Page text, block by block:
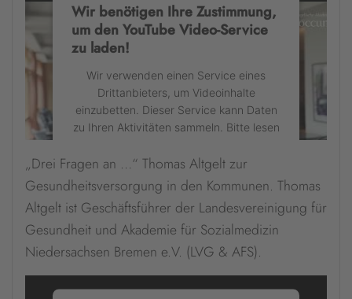
Wir benötigen Ihre Zustimmung,
um den YouTube Video-Service
zu laden!
Wir verwenden einen Service eines
Drittanbieters, um Videoinhalte
einzubetten. Dieser Service kann Daten
zu Ihren Aktivitäten sammeln. Bitte lesen
der Nutzung des Service zu, um dieses
Video anzusehen.
Mehr Informationen
Akzeptieren
powered byUsercentrics Consent
„Drei Fragen an …“ Thomas Altgelt zur
Gesundheitsversorgung in den Kommunen. Thomas
Altgelt ist Geschäftsführer der Landesvereinigung für
Gesundheit und Akademie für Sozialmedizin
Niedersachsen Bremen e.V. (LVG & AFS).